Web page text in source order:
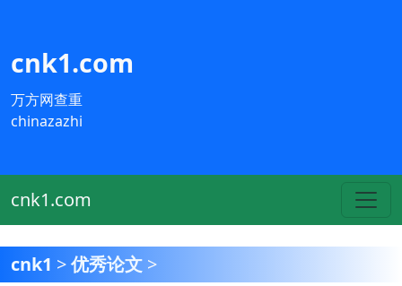
cnk1.com
万方网查重
chinazazhi
cnk1.com
cnk1 >优秀论文 >